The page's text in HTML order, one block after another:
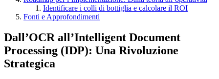
Identificare i colli di bottiglia e calcolare il ROI
Fonti e Approfondimenti
Dall’OCR all’Intelligent Document
Processing (IDP): Una Rivoluzione
Strategica